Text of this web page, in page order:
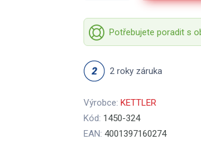
Potřebujete poradit s
2 roky záruka
Výrobce: KETTLER
Kód: 1450-324
EAN: 4001397160274